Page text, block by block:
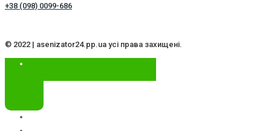
+38 (098) 0099-686
© 2022 | asenizator24.pp.ua усі права захищені.